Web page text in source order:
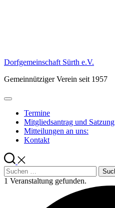
Dorfgemeinschaft Sürth e.V.
Gemeinnütziger Verein seit 1957
Termine
Mitgliedsantrag und Satzung
Mitteilungen an uns:
Kontakt
Suchen
nach:
1 Veranstaltung gefunden.